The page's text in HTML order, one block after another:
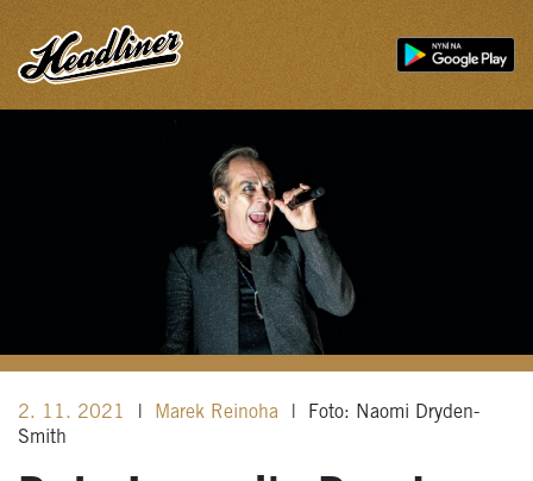
2. 11. 2021 Marek Reinoha
Foto: Naomi Dryden-
Smith